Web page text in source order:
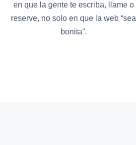
en que la gente te escriba, llame o
reserve, no solo en que la web “sea
bonita”.